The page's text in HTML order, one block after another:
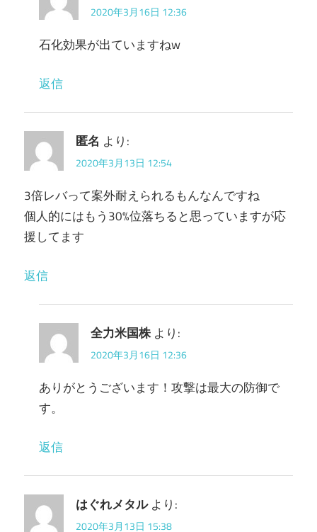
2020年3月16日 12:36
石化効果が出ていますねw
返信
匿名 より:
2020年3月13日 12:54
3倍レバって案外耐えられるもんなんですね
個人的にはもう30%位落ちると思っていますが応
援してます
返信
全力米国株 より:
2020年3月16日 12:36
ありがとうございます！攻撃は最大の防御で
す。
返信
はぐれメタル より:
2020年3月13日 15:38